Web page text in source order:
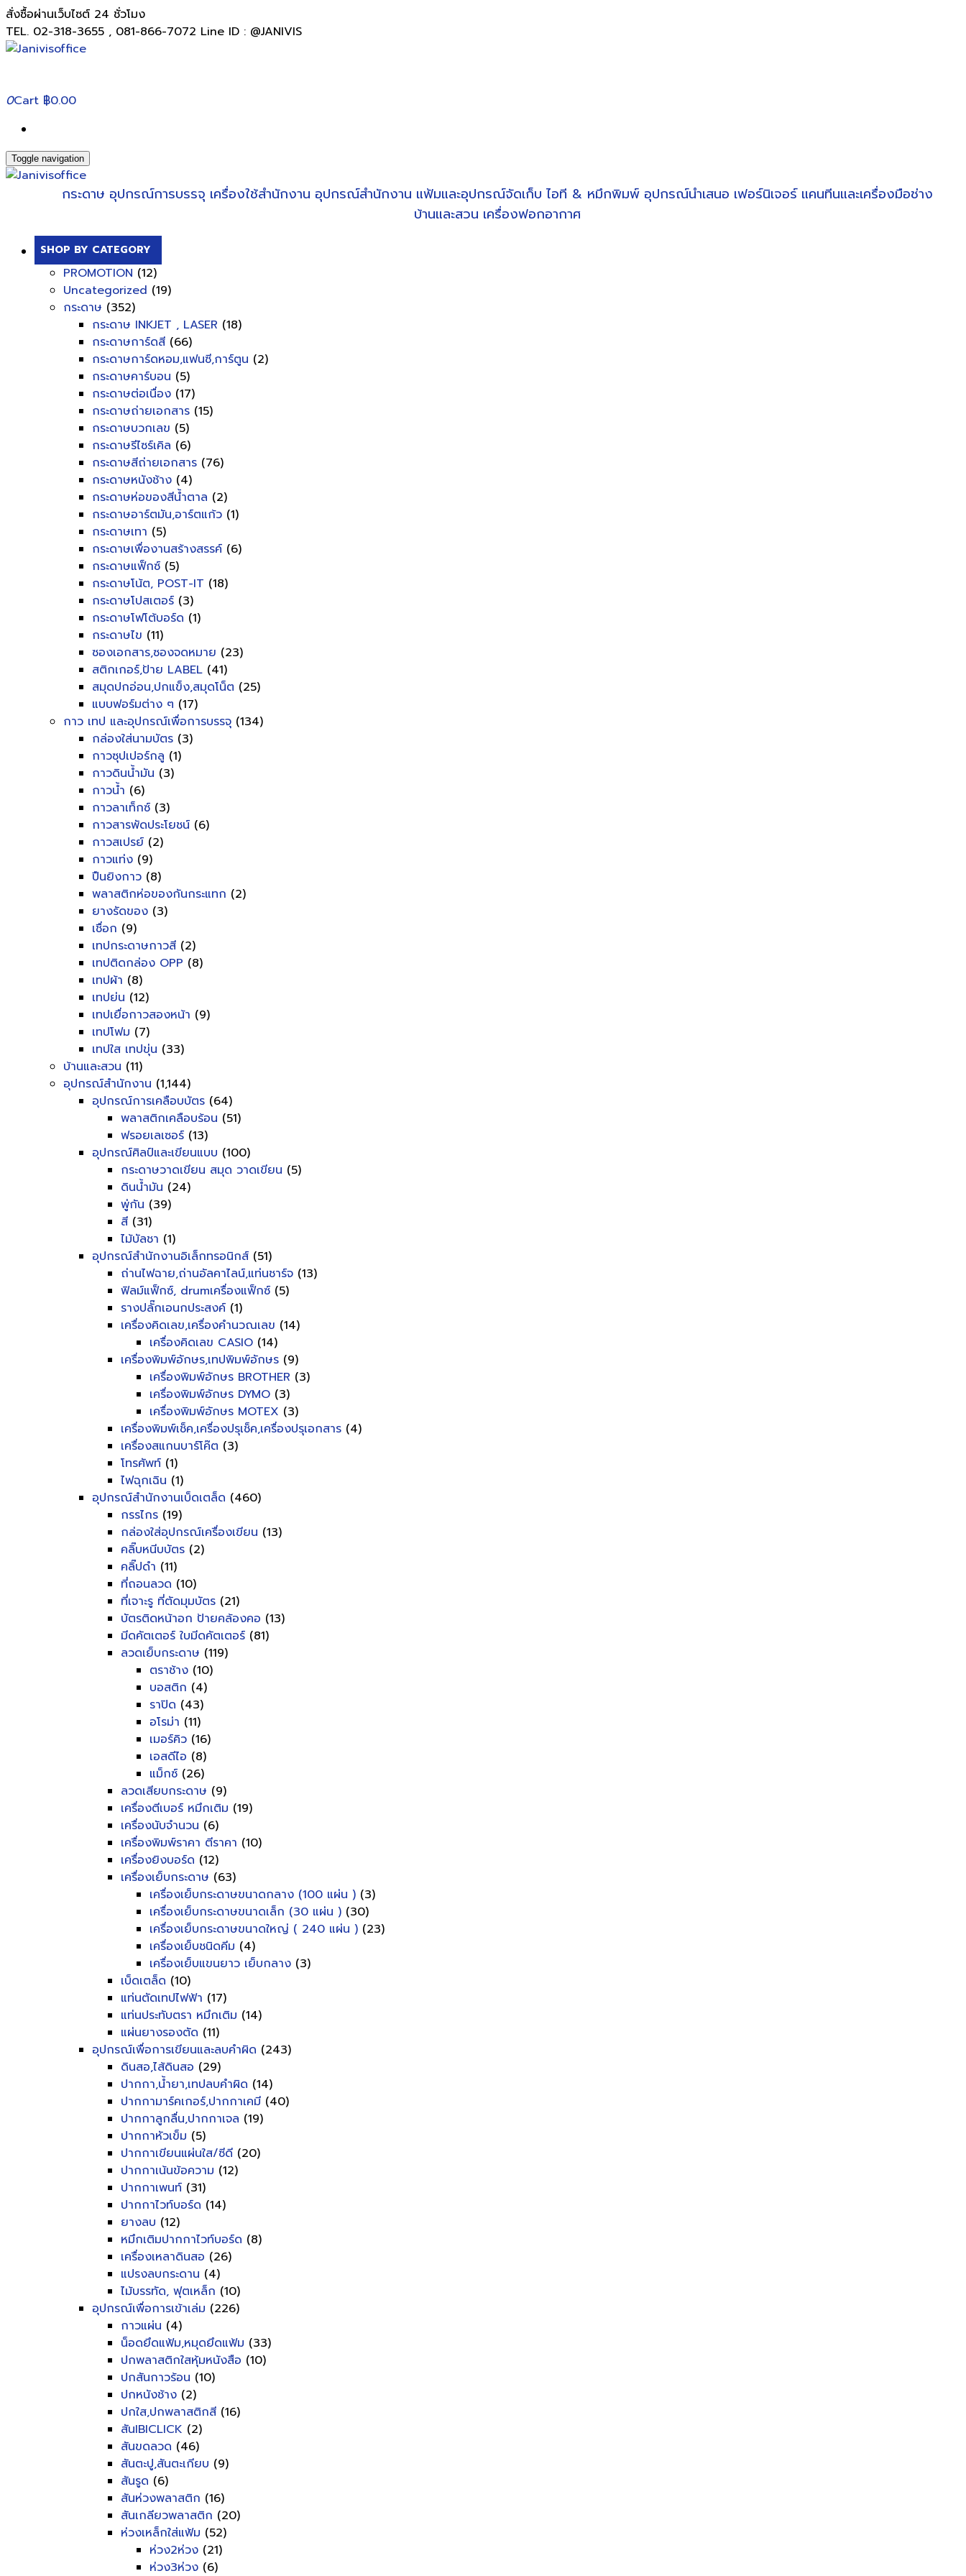
สั่งซื้อผ่านเว็บไซต์ 24 ชั่วโมง
TEL. 02-318-3655 , 081-866-7072 Line ID : @JANIVIS
0Cart ฿0.00
Toggle navigation
กระดาษ อุปกรณ์การบรรจุ เครื่องใช้สำนักงาน อุปกรณ์สำนักงาน แฟ้มและอุปกรณ์จัดเก็บ ไอที & หมึกพิมพ์ อุปกรณ์นำเสนอ เฟอร์นิเจอร์ แคนทีนและเครื่องมือช่าง
บ้านและสวน เครื่องฟอกอากาศ
SHOP BY CATEGORY
PROMOTION (12)
Uncategorized (19)
กระดาษ (352)
กระดาษ INKJET , LASER (18)
กระดาษการ์ดสี (66)
กระดาษการ์ดหอม,แฟนซี,การ์ตูน (2)
กระดาษคาร์บอน (5)
กระดาษต่อเนื่อง (17)
กระดาษถ่ายเอกสาร (15)
กระดาษบวกเลข (5)
กระดาษรีไซร์เคิล (6)
กระดาษสีถ่ายเอกสาร (76)
กระดาษหนังช้าง (4)
กระดาษห่อของสีน้ำตาล (2)
กระดาษอาร์ตมัน,อาร์ตแก้ว (1)
กระดาษเทา (5)
กระดาษเพื่องานสร้างสรรค์ (6)
กระดาษแฟ็กซ์ (5)
กระดาษโน้ต, POST-IT (18)
กระดาษโปสเตอร์ (3)
กระดาษโฟโต้บอร์ด (1)
กระดาษไข (11)
ซองเอกสาร,ซองจดหมาย (23)
สติกเกอร์,ป้าย LABEL (41)
สมุดปกอ่อน,ปกแข็ง,สมุดโน็ต (25)
แบบฟอร์มต่าง ๆ (17)
กาว เทป และอุปกรณ์เพื่อการบรรจุ (134)
กล่องใส่นามบัตร (3)
กาวซุปเปอร์กลู (1)
กาวดินน้ำมัน (3)
กาวน้ำ (6)
กาวลาเท็กซ์ (3)
กาวสารพัดประโยชน์ (6)
กาวสเปรย์ (2)
กาวแท่ง (9)
ปืนยิงกาว (8)
พลาสติกห่อของกันกระแทก (2)
ยางรัดของ (3)
เชื่อก (9)
เทปกระดาษกาวสี (2)
เทปติดกล่อง OPP (8)
เทปผ้า (8)
เทปย่น (12)
เทปเยื่อกาวสองหน้า (9)
เทปโฟม (7)
เทปใส เทปขุ่น (33)
บ้านและสวน (11)
อุปกรณ์สำนักงาน (1,144)
อุปกรณ์การเคลือบบัตร (64)
พลาสติกเคลือบร้อน (51)
ฟรอยเลเซอร์ (13)
อุปกรณ์ศิลป์และเขียนแบบ (100)
กระดาษวาดเขียน สมุด วาดเขียน (5)
ดินน้ำมัน (24)
พู่กัน (39)
สี (31)
ไม้บัลชา (1)
อุปกรณ์สำนักงานอิเล็กทรอนิกส์ (51)
ถ่านไฟฉาย,ถ่านอัลคาไลน์,แท่นชาร์จ (13)
ฟิลม์แฟ็กซ์, drumเครื่องแฟ็กซ์ (5)
รางปลั๊กเอนกประสงค์ (1)
เครื่องคิดเลข,เครื่องคำนวณเลข (14)
เครื่องคิดเลข CASIO (14)
เครื่องพิมพ์อักษร,เทปพิมพ์อักษร (9)
เครื่องพิมพ์อักษร BROTHER (3)
เครื่องพิมพ์อักษร DYMO (3)
เครื่องพิมพ์อักษร MOTEX (3)
เครื่องพิมพ์เช็ค,เครื่องปรุเช็ค,เครื่องปรุเอกสาร (4)
เครื่องสแกนบาร์โค๊ต (3)
โทรศัพท์ (1)
ไฟฉุกเฉิน (1)
อุปกรณ์สำนักงานเบ็ดเตล็ด (460)
กรรไกร (19)
กล่องใส่อุปกรณ์เครื่องเขียน (13)
คลิ๊บหนีบบัตร (2)
คลิ๊ปดำ (11)
ที่ถอนลวด (10)
ที่เจาะรู ที่ตัดมุมบัตร (21)
บัตรติดหน้าอก ป้ายคล้องคอ (13)
มีดคัตเตอร์ ใบมีดคัตเตอร์ (81)
ลวดเย็บกระดาษ (119)
ตราช้าง (10)
บอสติก (4)
ราปิด (43)
อโรม่า (11)
เมอร์คิว (16)
เอสดีไอ (8)
แม็กซ์ (26)
ลวดเสียบกระดาษ (9)
เครื่องตีเบอร์ หมึกเติม (19)
เครื่องนับจำนวน (6)
เครื่องพิมพ์ราคา ตีราคา (10)
เครื่องยิงบอร์ด (12)
เครื่องเย็บกระดาษ (63)
เครื่องเย็บกระดาษขนาดกลาง (100 แผ่น ) (3)
เครื่องเย็บกระดาษขนาดเล็ก (30 แผ่น ) (30)
เครื่องเย็บกระดาษขนาดใหญ่ ( 240 แผ่น ) (23)
เครื่องเย็บชนิดคีม (4)
เครื่องเย็บแขนยาว เย็บกลาง (3)
เบ็ดเตล็ด (10)
แท่นตัดเทปไฟฟ้า (17)
แท่นประทับตรา หมึกเติม (14)
แผ่นยางรองตัด (11)
อุปกรณ์เพื่อการเขียนและลบคำผิด (243)
ดินสอ,ไส้ดินสอ (29)
ปากกา,น้ำยา,เทปลบคำผิด (14)
ปากกามาร์คเกอร์,ปากกาเคมี (40)
ปากกาลูกลื่น,ปากกาเจล (19)
ปากกาหัวเข็ม (5)
ปากกาเขียนแผ่นใส/ซีดี (20)
ปากกาเน้นข้อความ (12)
ปากกาเพนท์ (31)
ปากกาไวท์บอร์ด (14)
ยางลบ (12)
หมึกเติมปากกาไวท์บอร์ด (8)
เครื่องเหลาดินสอ (26)
แปรงลบกระดาน (4)
ไม้บรรทัด, ฟุตเหล็ก (10)
อุปกรณ์เพื่อการเข้าเล่ม (226)
กาวแผ่น (4)
น็อดยึดแฟ้ม,หมุดยึดแฟ้ม (33)
ปกพลาสติกใสหุ้มหนังสือ (10)
ปกสันกาวร้อน (10)
ปกหนังช้าง (2)
ปกใส,ปกพลาสติกสี (16)
สันIBICLICK (2)
สันขดลวด (46)
สันตะปู,สันตะเกียบ (9)
สันรูด (6)
สันห่วงพลาสติก (16)
สันเกลียวพลาสติก (20)
ห่วงเหล็กใส่แฟ้ม (52)
ห่วง2ห่วง (21)
ห่วง3ห่วง (6)